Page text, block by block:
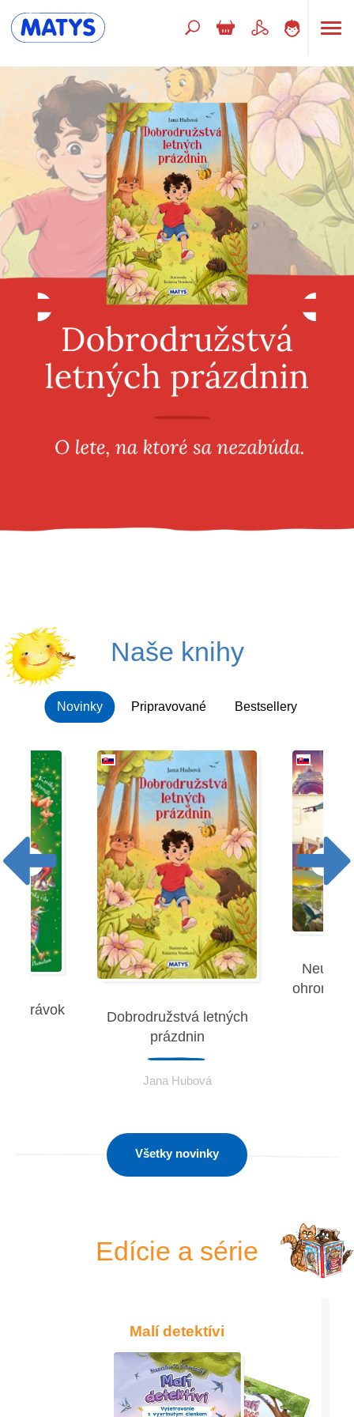
Beletria pre deti
Doplnkový sortiment
Jazyky
Poézia
Populárno - náučné pre deti
Predškoláci
Výchova a pedagogika
Všetky kategórie
Naše knihy
Novinky Pripravované Bestsellery
Dobrodružstvá letných
prázdnin
Jana Hubová
Všetky novinky
Edície a série
Malí detektívi